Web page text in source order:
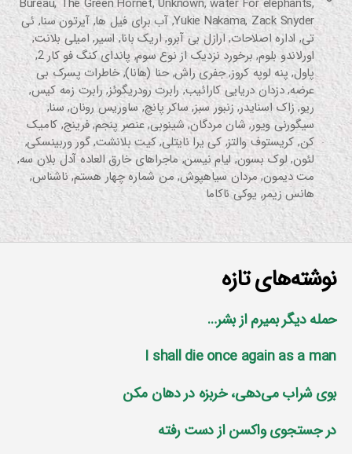
Bureau, The Green Hornet,Unknown,water For elephants,
Yukie Nakama, Zack Snyder
,آب برای فیل ها,آیرتون سنا,ئی
تی, اداره اصلاحات,ارازل بی آبرو,اریک بانا,اسیر, امیلی بلانت,
اورلاندو بلوم, برخورد نزدیک از نوع سوم, پاندای کنگ فو کار 2 ,
پاول,پنه لوپه کروز,جفری راش,حنا (هانا),خاطرات پسرک بی
عرضه,دزدان دریایی کارائیب,رابرت رودریگوئز,رابرت زمه کیس,
ریو,زاک اسنایدر,زنبور سبز, ساکر پانچ,ساوریس رونان, سنا,
سیگورنی ویور, شان مردگان,شینوبی,عنصر پنجم,فرینج, کامیک
کن, کریستوف والتز,کی یرا نایتلی,کیت بلانشت,گور وربینسکی,
لئون,لوک بسون,لیام نیسن,ماجراهای خارق العاده آدل بلان سه,
مت دیمون, مردان سیاهپوش, من شماره چهار هستم,ناشناس,
هانس زیمر, یوکی ناکاما
نوشته‌های تازه
حمله دیگر بمیرم از بشر…
I shall die once again as a man
بوی شراب می‌دهی، خربزه در دهان مکن
در جستجوی واکسن از دست رفته